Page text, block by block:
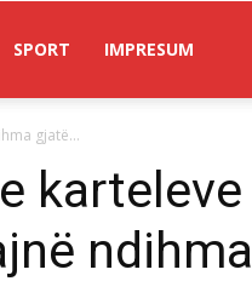
SPORT IMPRESUM
gjatë...
karteleve
ndihma